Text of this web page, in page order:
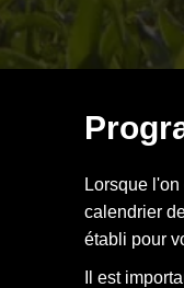
Lorsque
calendrier
établi pour
Il est